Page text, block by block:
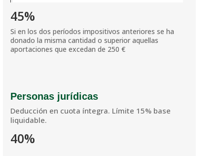
45%
Si en los dos períodos impositivos anteriores se ha
donado la misma cantidad o superior aquellas
aportaciones que excedan de 250 €
Personas jurídicas
Deducción en cuota íntegra. Límite 15% base
liquidable.
40%